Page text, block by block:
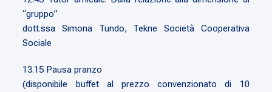
“gruppo”
dott.ssa Simona Tundo, Tekne Società Cooperativa
Sociale
13.15 Pausa pranzo
(disponibile buffet al prezzo convenzionato di 10